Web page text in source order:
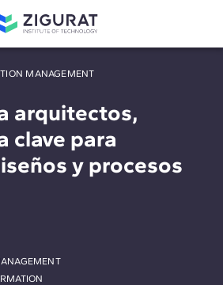
MANAGEMENT
arquitectos,
clave para
y procesos